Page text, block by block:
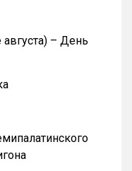
августа) – День